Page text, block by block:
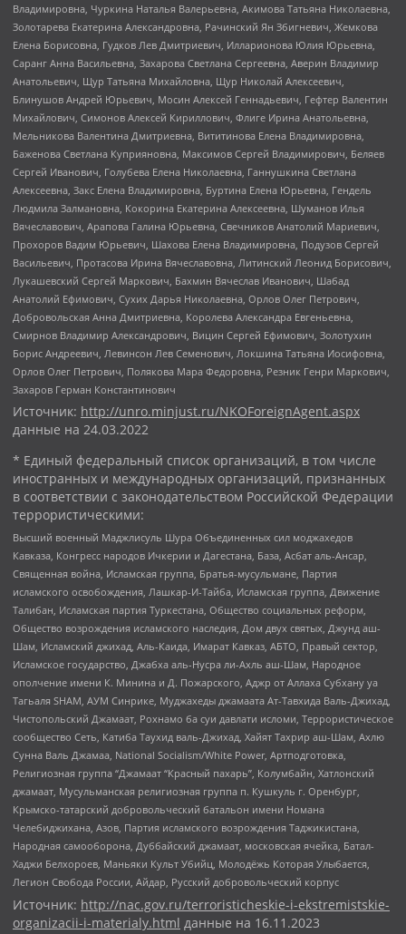
Владимировна, Чуркина Наталья Валерьевна, Акимова Татьяна Николаевна,
Золотарева Екатерина Александровна, Рачинский Ян Збигневич, Жемкова
Елена Борисовна, Гудков Лев Дмитриевич, Илларионова Юлия Юрьевна,
Саранг Анна Васильевна, Захарова Светлана Сергеевна, Аверин Владимир
Анатольевич, Щур Татьяна Михайловна, Щур Николай Алексеевич,
Блинушов Андрей Юрьевич, Мосин Алексей Геннадьевич, Гефтер Валентин
Михайлович, Симонов Алексей Кириллович, Флиге Ирина Анатольевна,
Мельникова Валентина Дмитриевна, Вититинова Елена Владимировна,
Баженова Светлана Куприяновна, Максимов Сергей Владимирович, Беляев
Сергей Иванович, Голубева Елена Николаевна, Ганнушкина Светлана
Алексеевна, Закс Елена Владимировна, Буртина Елена Юрьевна, Гендель
Людмила Залмановна, Кокорина Екатерина Алексеевна, Шуманов Илья
Вячеславович, Арапова Галина Юрьевна, Свечников Анатолий Мариевич,
Прохоров Вадим Юрьевич, Шахова Елена Владимировна, Подузов Сергей
Васильевич, Протасова Ирина Вячеславовна, Литинский Леонид Борисович,
Лукашевский Сергей Маркович, Бахмин Вячеслав Иванович, Шабад
Анатолий Ефимович, Сухих Дарья Николаевна, Орлов Олег Петрович,
Добровольская Анна Дмитриевна, Королева Александра Евгеньевна,
Смирнов Владимир Александрович, Вицин Сергей Ефимович, Золотухин
Борис Андреевич, Левинсон Лев Семенович, Локшина Татьяна Иосифовна,
Орлов Олег Петрович, Полякова Мара Федоровна, Резник Генри Маркович,
Захаров Герман Константинович
Источник: http://unro.minjust.ru/NKOForeignAgent.aspx
данные на 24.03.2022
* Единый федеральный список организаций, в том числе
иностранных и международных организаций, признанных
в соответствии с законодательством Российской Федерации
террористическими:
Высший военный Маджлисуль Шура Объединенных сил моджахедов
Кавказа, Конгресс народов Ичкерии и Дагестана, База, Асбат аль-Ансар,
Священная война, Исламская группа, Братья-мусульмане, Партия
исламского освобождения, Лашкар-И-Тайба, Исламская группа, Движение
Талибан, Исламская партия Туркестана, Общество социальных реформ,
Общество возрождения исламского наследия, Дом двух святых, Джунд аш-
Шам, Исламский джихад, Аль-Каида, Имарат Кавказ, АБТО, Правый сектор,
Исламское государство, Джабха аль-Нусра ли-Ахль аш-Шам, Народное
ополчение имени К. Минина и Д. Пожарского, Аджр от Аллаха Субхану уа
Тагьаля SHAM, АУМ Синрике, Муджахеды джамаата Ат-Тавхида Валь-Джихад,
Чистопольский Джамаат, Рохнамо ба суи давлати исломи, Террористическое
сообщество Сеть, Катиба Таухид валь-Джихад, Хайят Тахрир аш-Шам, Ахлю
Сунна Валь Джамаа, National Socialism/White Power, Артподготовка,
Религиозная группа “Джамаат “Красный пахарь”, Колумбайн, Хатлонский
джамаат, Мусульманская религиозная группа п. Кушкуль г. Оренбург,
Крымско-татарский добровольческий батальон имени Номана
Челебиджихана, Азов, Партия исламского возрождения Таджикистана,
Народная самооборона, Дуббайский джамаат, московская ячейка, Батал-
Хаджи Белхороев, Маньяки Культ Убийц, Молодёжь Которая Улыбается,
Легион Свобода России, Айдар, Русский добровольческий корпус
Источник: http://nac.gov.ru/terroristicheskie-i-ekstremistskie-
organizacii-i-materialy.html данные на 16.11.2023